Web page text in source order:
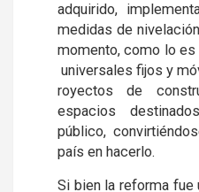
adquirido,
medidas de
momento, como lo
universales fijos y
royectos de
espacios
público,
país en hacerlo.
Si bien la reforma fue